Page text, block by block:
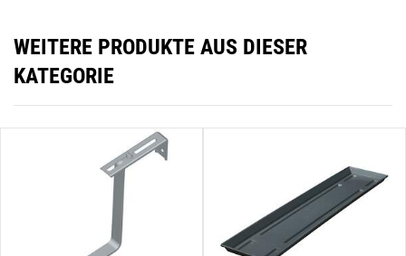
WEITERE PRODUKTE AUS DIESER
KATEGORIE